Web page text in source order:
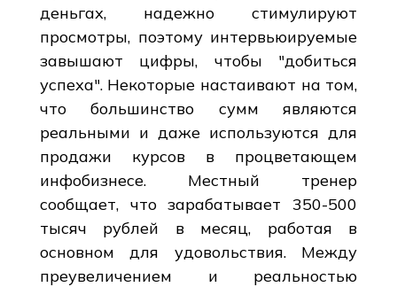
деньгах, надежно стимулируют
просмотры, поэтому интервьюируемые
завышают цифры, чтобы "добиться
успеха". Некоторые настаивают на том,
что большинство сумм являются
реальными и даже используются для
продажи курсов в процветающем
инфобизнесе. Местный тренер
сообщает, что зарабатывает 350-500
тысяч рублей в месяц, работая в
основном для удовольствия. Между
преувеличением и реальностью